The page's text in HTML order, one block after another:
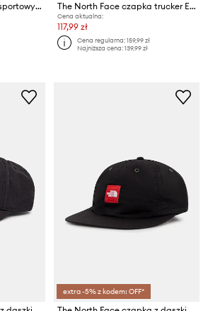
The North Face hidżab sportowy PERFORMANCE The North Face czapka trucker Embroidered Mudder Trucker
Cena aktualna:
117,99 zł
Cena regularna:159,99 zł
Najniższa cena:139,99 zł
extra -5% z kodem: OFF*